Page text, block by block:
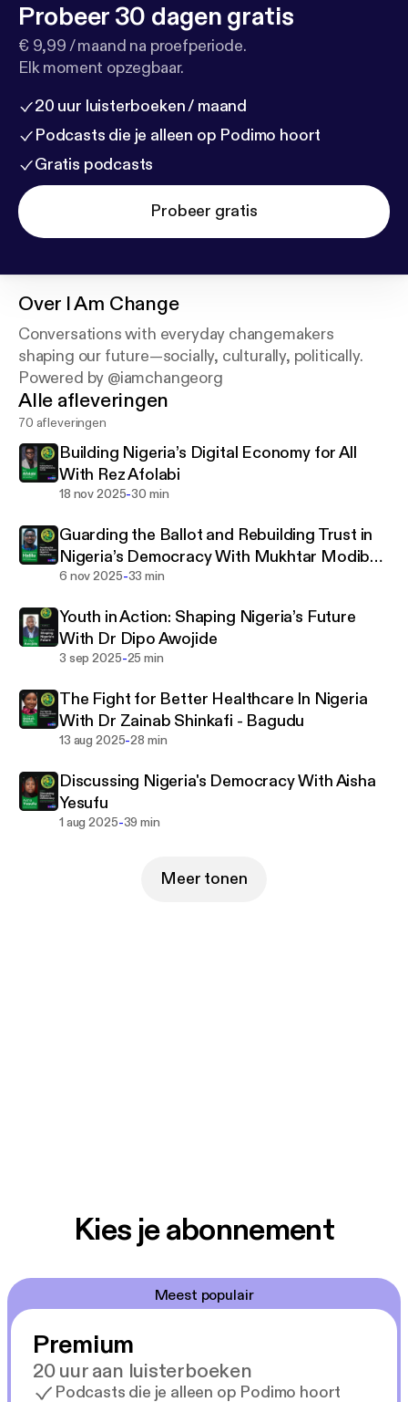
Probeer 30 dagen gratis
€ 9,99 / maand na proefperiode.
Elk moment opzegbaar.
20 uur luisterboeken / maand
Podcasts die je alleen op Podimo hoort
Gratis podcasts
Probeer gratis
Over I Am Change
Conversations with everyday changemakers
shaping our future—socially, culturally, politically.
Powered by @iamchangeorg
Alle afleveringen
70 afleveringen
Building Nigeria’s Digital Economy for All
With Rez Afolabi
18 nov 2025-30 min
Guarding the Ballot and Rebuilding Trust in
Nigeria’s Democracy With Mukhtar Modibbo
Halilu
6 nov 2025-33 min
Youth in Action: Shaping Nigeria’s Future
With Dr Dipo Awojide
3 sep 2025-25 min
The Fight for Better Healthcare In Nigeria
With Dr Zainab Shinkafi - Bagudu
13 aug 2025-28 min
Discussing Nigeria's Democracy With Aisha
Yesufu
1 aug 2025-39 min
Meer tonen
Kies je abonnement
Meest populair
Premium
20 uur aan luisterboeken
Podcasts die je alleen op Podimo hoort